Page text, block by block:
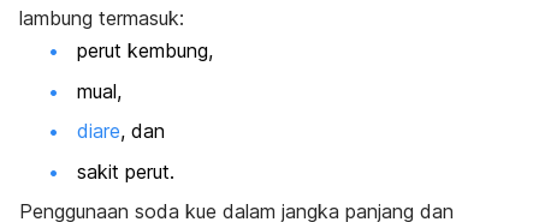
lambung termasuk:
perut kembung,
mual,
diare, dan
sakit perut.
Penggunaan soda kue dalam jangka panjang dan